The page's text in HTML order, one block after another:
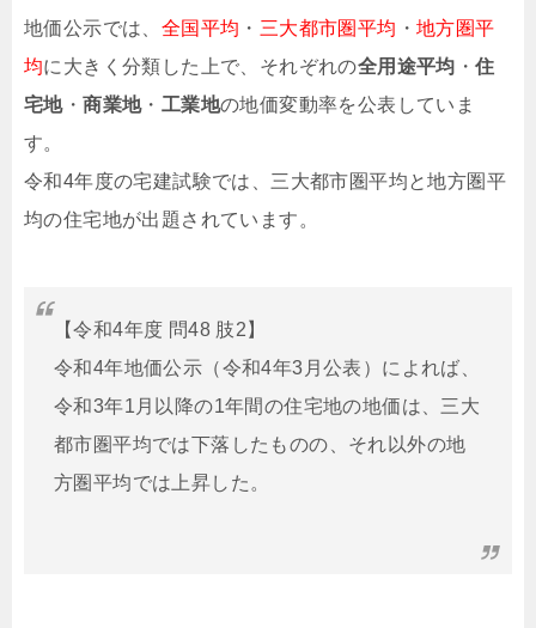
地価公示では、 全国平均 ・ 三大都市圏平均 ・地方圏平
均に大きく分類した上で、それぞれの全用途平均 ・住
宅地・商業地・ 工業地の地価変動率を公表していま
す。
令和4年度の宅建試験では、三大都市圏平均と地方圏平
均の住宅地が出題されています。
【令和4年度 問48 肢2】
令和4年地価公示（令和4年3月公表）によれば、
令和3年1月以降の1年間の住宅地の地価は、三大
都市圏平均では下落したものの、それ以外の地
方圏平均では上昇した。